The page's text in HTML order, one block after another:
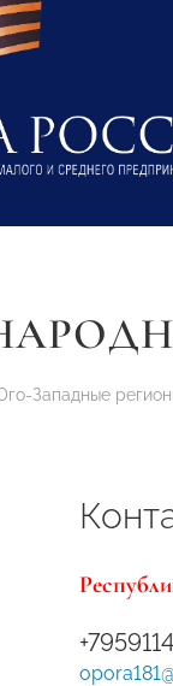
Западные